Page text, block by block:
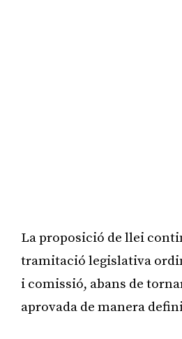
La proposició de llei
tramitació legislativa
i comissió, abans de
aprovada de manera